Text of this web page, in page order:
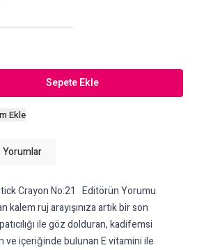
Sepete Ekle
Ekle
Yorumlar
Crayon No:21 Editörün Yorumu
kalem ruj arayışınıza artık bir son
ile göz dolduran, kadifemsi
ve içeriğinde bulunan E vitamini ile